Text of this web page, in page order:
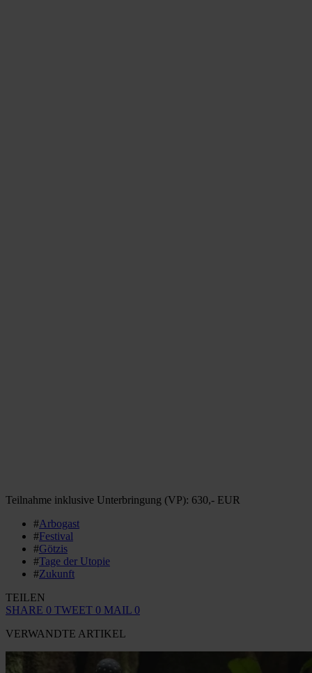
Teilnahme inklusive Unterbringung (VP): 630,- EUR
#Arbogast
#Festival
#Götzis
#Tage der Utopie
#Zukunft
TEILEN
SHARE 0 TWEET 0 MAIL 0
VERWANDTE ARTIKEL